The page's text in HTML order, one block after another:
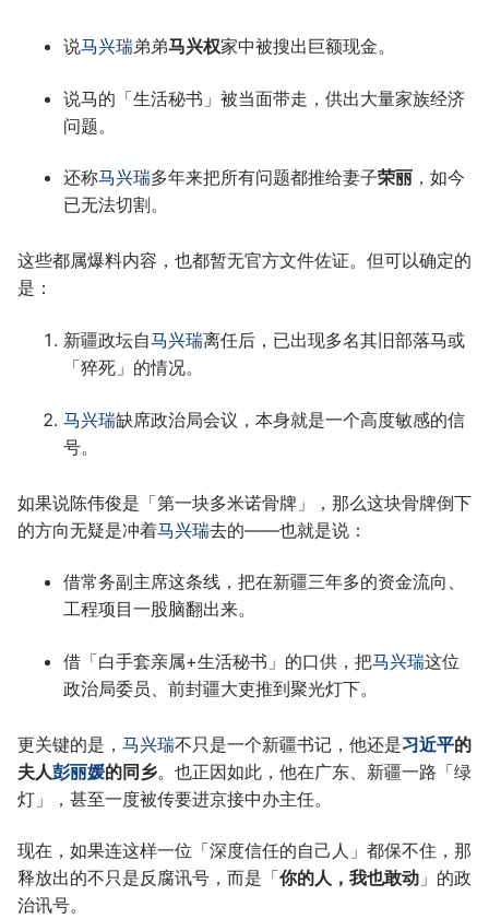
说马兴瑞弟弟马兴权家中被搜出巨额现金。
说马的「生活秘书」被当面带走，供出大量家族经济
问题。
还称马兴瑞多年来把所有问题都推给妻子荣丽，如今
已无法切割。
这些都属爆料内容，也都暂无官方文件佐证。但可以确定的
是：
新疆政坛自马兴瑞离任后，已出现多名其旧部落马或
「猝死」的情况。
马兴瑞缺席政治局会议，本身就是一个高度敏感的信
号。
如果说陈伟俊是「第一块多米诺骨牌」，那么这块骨牌倒下
的方向无疑是冲着马兴瑞去的——也就是说：
借常务副主席这条线，把在新疆三年多的资金流向、
工程项目一股脑翻出来。
借「白手套亲属+生活秘书」的口供，把马兴瑞这位
政治局委员、前封疆大吏推到聚光灯下。
更关键的是， 马兴瑞不只是一个新疆书记，他还是习近平的
夫人彭丽媛的同乡。也正因如此，他在广东、新疆一路「绿
灯」，甚至一度被传要进京接中办主任。
现在，如果连这样一位「深度信任的自己人」都保不住，那
释放出的不只是反腐讯号，而是「你的人，我也敢动 」的政
治讯号。